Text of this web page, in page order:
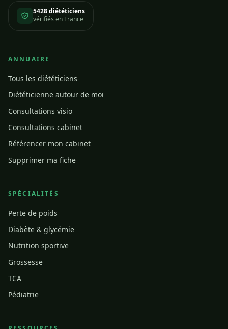
5428 diététiciens
vérifiés en France
ANNUAIRE
Tous les diététiciens
Diététicienne autour de moi
Consultations visio
Consultations cabinet
Référencer mon cabinet
Supprimer ma fiche
SPÉCIALITÉS
Perte de poids
Diabète & glycémie
Nutrition sportive
Grossesse
TCA
Pédiatrie